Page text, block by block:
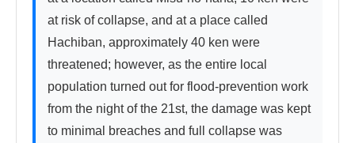
at risk of collapse, and at a place called
Hachiban, approximately 40 ken were
threatened; however, as the entire local
population turned out for flood-prevention work
from the night of the 21st, the damage was kept
to minimal breaches and full collapse was